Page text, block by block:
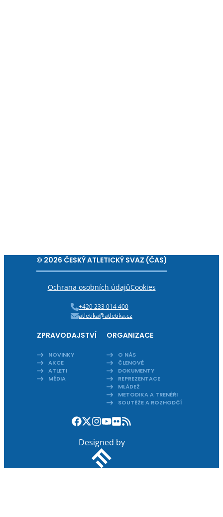
© 2026 ČESKÝ ATLETICKÝ SVAZ (ČAS)
Ochrana osobních údajůCookies
+420 233 014 400
atletika@atletika.cz
ZPRAVODAJSTVÍ
NOVINKY
AKCE
ATLETI
MÉDIA
ORGANIZACE
O NÁS
ČLENOVÉ
DOKUMENTY
REPREZENTACE
MLÁDEŽ
METODIKA A TRENÉŘI
SOUTĚŽE A ROZHODČÍ
Designed by